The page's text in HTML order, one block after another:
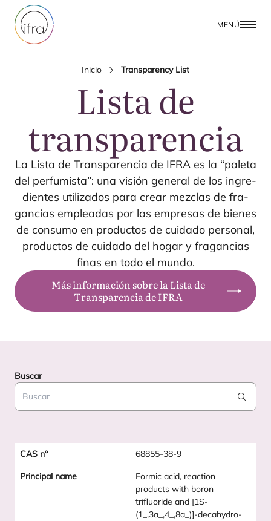
MENÚ
Inicio Transparency List
Lista de
transparencia
La Lis­ta de Trans­pa­ren­cia de IFRAes la “pale­ta
del per­fu­mis­ta”: una visión gene­ral de los ingre­
dien­tes uti­li­za­dos para crear mez­clas de fra­
gan­cias emplea­das por las empre­sas de bie­nes
de con­su­mo en pro­duc­tos de cui­da­do per­so­nal,
pro­duc­tos de cui­da­do del hogar y fra­gan­cias
finas en todo el mundo.
Más información sobre la Lista de
Transparencia de IFRA
Buscar
Search
68855-38-9
Formic acid, reaction
products with boron
trifluoride and [1S-
(1_,3a_,4_,8a_)]-decahydro-